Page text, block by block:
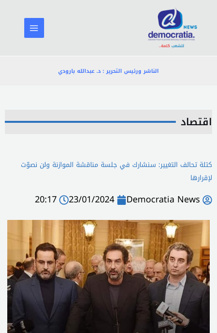
المحتوى
الناشر ورئيس التحرير : د. عبدالله بارودي
اقتصاد
كتلة تحالف التغيير: سنشارك في جلسة مناقشة الموازنة ولن نصوّت
لإقرارها
Democratia News
23/01/2024
20:17